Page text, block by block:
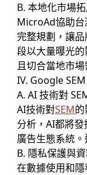
B. 本地化市場
MicroAd協助台
完整規劃，讓
段以大量曝光
且切合當地市
IV. Google
A. AI 技術對
AI技術對SEM
分析，AI都將
廣告生態系統
B. 隱私保護與
在數據使用和